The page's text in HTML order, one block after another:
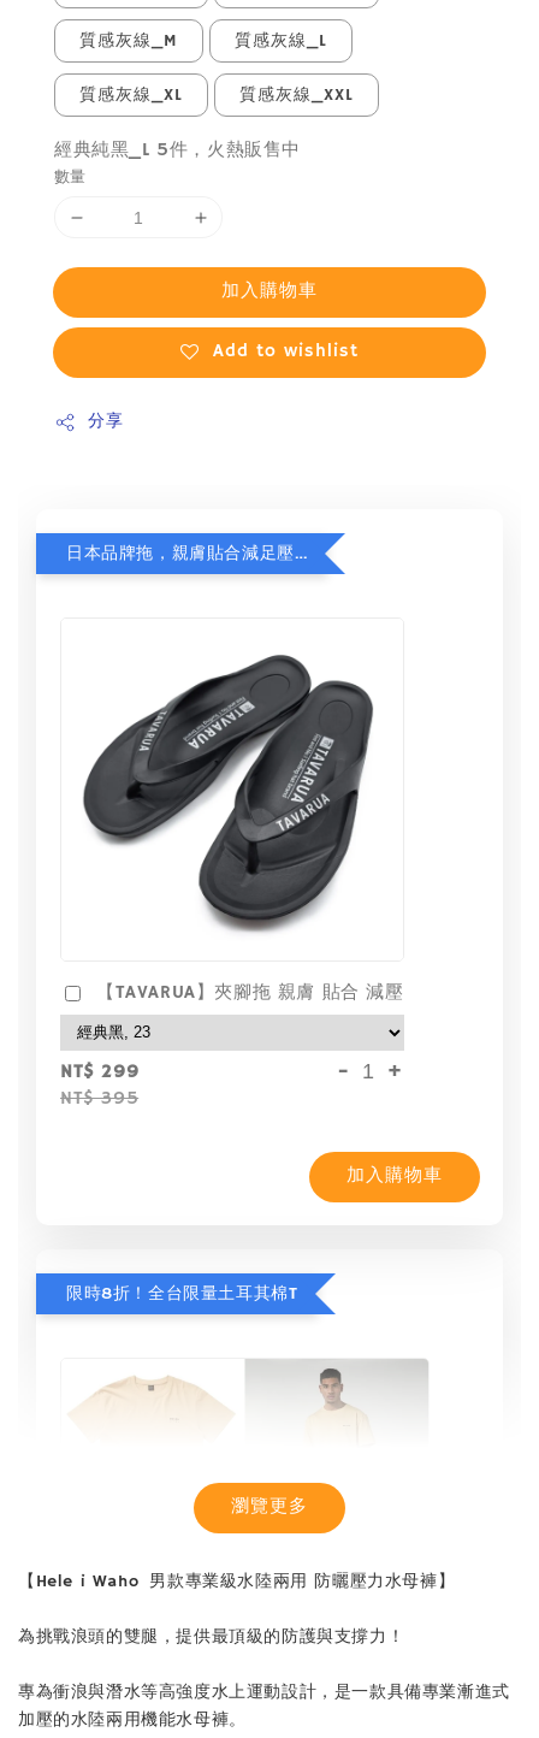
質感灰線_M 質感灰線_L
質感灰線_XL 質感灰線_XXL
經典純黑_L 5件，火熱販售中
數量
加入購物車
Add to wishlist
分享
日本品牌拖，親膚貼合減足壓，超值加購75折！
【TAVARUA】夾腳拖 親膚 貼合 減壓
NT$ 299
NT$ 395
- +
加入購物車
限時8折！全台限量土耳其棉T
瀏覽更多
【Hele i Waho 男款專業級水陸兩用 防曬壓力水母褲】
為挑戰浪頭的雙腿，提供最頂級的防護與支撐力！
專為衝浪與潛水等高強度水上運動設計，是一款具備專業漸進式
加壓的水陸兩用機能水母褲。